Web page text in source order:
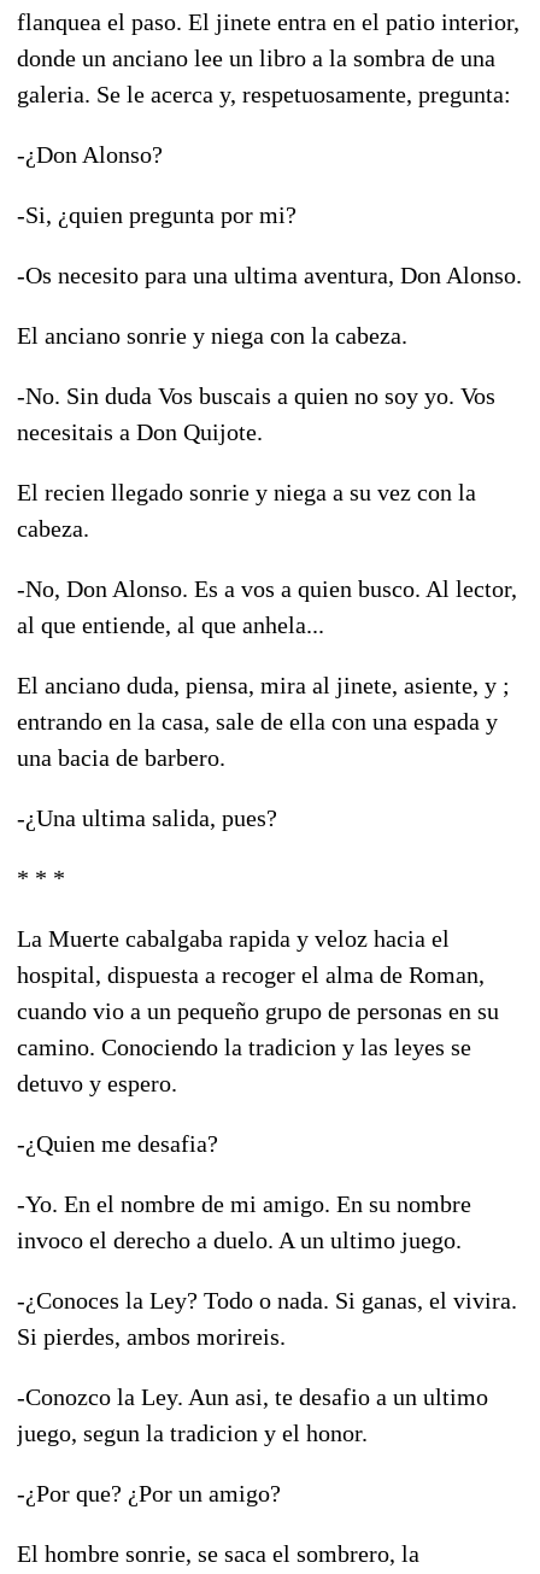
flanquea el paso. El jinete entra en el patio interior,
donde un anciano lee un libro a la sombra de una
galeria. Se le acerca y, respetuosamente, pregunta:
-¿Don Alonso?
-Si, ¿quien pregunta por mi?
-Os necesito para una ultima aventura, Don Alonso.
El anciano sonrie y niega con la cabeza.
-No. Sin duda Vos buscais a quien no soy yo. Vos
necesitais a Don Quijote.
El recien llegado sonrie y niega a su vez con la
cabeza.
-No, Don Alonso. Es a vos a quien busco. Al lector,
al que entiende, al que anhela...
El anciano duda, piensa, mira al jinete, asiente, y ;
entrando en la casa, sale de ella con una espada y
una bacia de barbero.
-¿Una ultima salida, pues?
* * *
La Muerte cabalgaba rapida y veloz hacia el
hospital, dispuesta a recoger el alma de Roman,
cuando vio a un pequeño grupo de personas en su
camino. Conociendo la tradicion y las leyes se
detuvo y espero.
-¿Quien me desafia?
-Yo. En el nombre de mi amigo. En su nombre
invoco el derecho a duelo. A un ultimo juego.
-¿Conoces la Ley? Todo o nada. Si ganas, el vivira.
Si pierdes, ambos morireis.
-Conozco la Ley. Aun asi, te desafio a un ultimo
juego, segun la tradicion y el honor.
-¿Por que? ¿Por un amigo?
El hombre sonrie, se saca el sombrero, la